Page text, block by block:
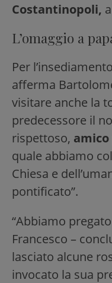
Costantinopoli,
L’omaggio a
Per
afferma
visitare anche la
predecessore il
rispettoso, amico
quale abbiamo
Chiesa e
pontificato”.
“Abbiamo
Francesco –
lasciato alcune
invocato la sua